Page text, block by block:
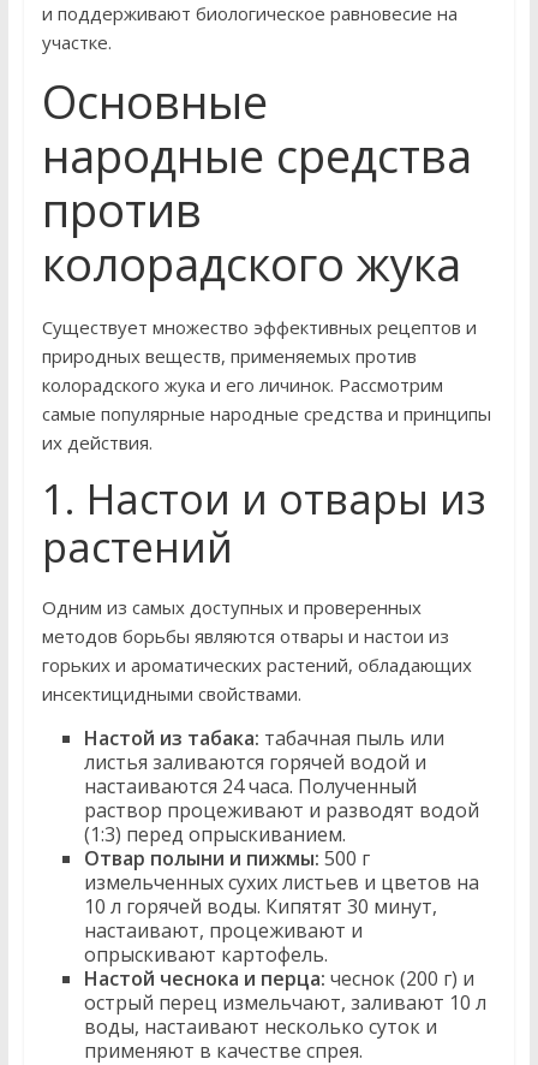
и поддерживают биологическое равновесие на
участке.
Основные
народные средства
против
колорадского жука
Существует множество эффективных рецептов и
природных веществ, применяемых против
колорадского жука и его личинок. Рассмотрим
самые популярные народные средства и принципы
их действия.
1. Настои и отвары из
растений
Одним из самых доступных и проверенных
методов борьбы являются отвары и настои из
горьких и ароматических растений, обладающих
инсектицидными свойствами.
Настой из табака: табачная пыль или
листья заливаются горячей водой и
настаиваются 24 часа. Полученный
раствор процеживают и разводят водой
(1:3) перед опрыскиванием.
Отвар полыни и пижмы: 500 г
измельченных сухих листьев и цветов на
10 л горячей воды. Кипятят 30 минут,
настаивают, процеживают и
опрыскивают картофель.
Настой чеснока и перца: чеснок (200 г) и
острый перец измельчают, заливают 10 л
воды, настаивают несколько суток и
применяют в качестве спрея.